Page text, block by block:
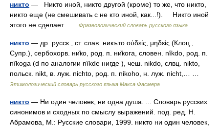
никто — Никто иной, никто другой (кроме) то же, что никто,
никто еще (не смешивать с не кто иной, как...!). Никто иной
этого не сделает …
Фразеологический словарь русского языка
никто — др. русск., ст. слав. никъто οὑδείς, μηδείς (Клоц.,
Супр.), сербохорв. ни̏ко, род. п. ни̏кога, словен. nȋkdo, род. п.
nȋkoga (d по аналогии nȋkdе нигде ), чеш. nikdo, слвц. nikto,
польск. nikt, в. луж. nichto, род. п. nikoho, н. луж. nicht,… …
Этимологический словарь русского языка Макса Фасмера
никто — Ни один человек, ни одна душа. ... Словарь русских
синонимов и сходных по смыслу выражений. под. ред. Н.
Абрамова, М.: Русские словари, 1999. никто ни один человек,